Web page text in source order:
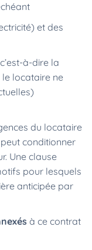
et des
à-dire la
locataire ne
du locataire
conditionner
Une clause
pour lesquels
anticipée par
à ce contrat